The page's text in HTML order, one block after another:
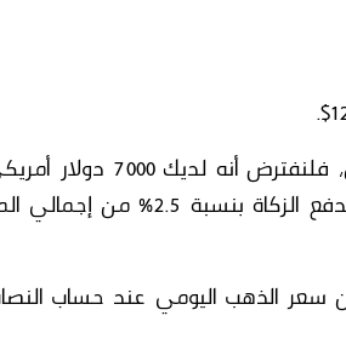
من أصل المال،
من إجمالي المبلغ.
سعر الذهب اليومي عند حساب